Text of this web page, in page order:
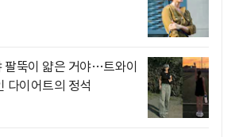
팔뚝이 얇은 거야…트와이
다이어트의 정석